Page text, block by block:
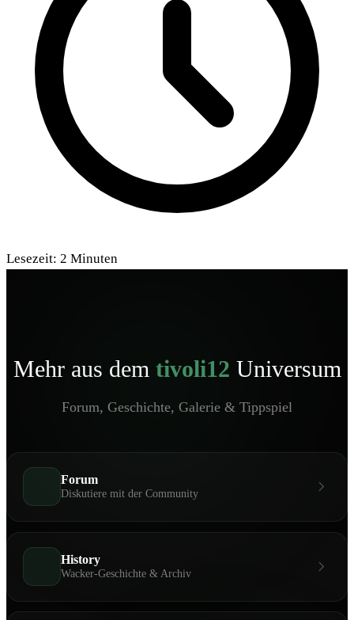
Lesezeit: 2 Minuten
Mehr aus dem tivoli12 Universum
Forum, Geschichte, Galerie & Tippspiel
Forum
Diskutiere mit der Community
History
Wacker-Geschichte & Archiv